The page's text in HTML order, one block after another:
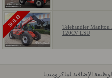
SOLD
Telehandler Manitou
120CV LSU
الإضافية لماكروميديا